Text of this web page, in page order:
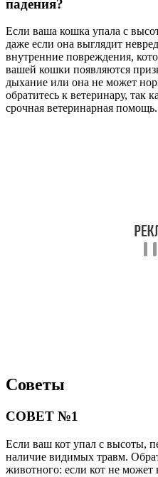
падения?
Если ваша кошка упала с
даже если она выглядит
внутренние повреждения,
вашей кошки появляются
дыхание или она не может
обратитесь к ветеринару, так
срочная ветеринарная помощь.
Советы
СОВЕТ №1
Если ваш кот упал с высоты,
наличие видимых травм.
животного: если кот не может